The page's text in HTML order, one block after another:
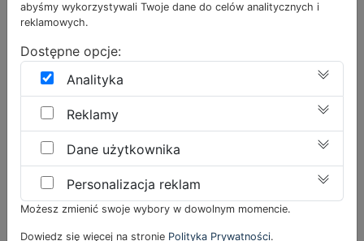
okolicy…
5040,00 4500,00
Add to cart
doświadczonych
jędrne pośladki…
5220,00zł 4700,00zł
Add to cart
abyśmy wykorzystywali Twoje dane do celów analitycznych i
reklamowych.
Dostępne opcje:
Analityka
Reklamy
Dane użytkownika
Personalizacja reklam
Możesz zmienić swoje wybory w dowolnym momencie.
Dowiedz się więcej na stronie Polityka Prywatności.